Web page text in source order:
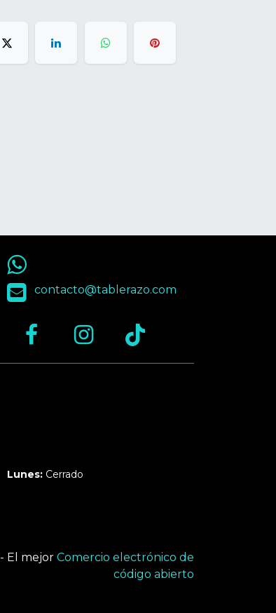
55 9563 4848
contacto@tablerazo.com
Lunes:Cerrado
- El mejor Comercio electrónico de
código abierto